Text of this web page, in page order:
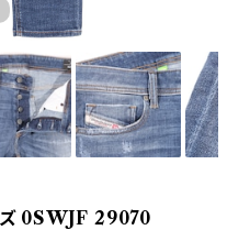
ズ 0SWJF 29070